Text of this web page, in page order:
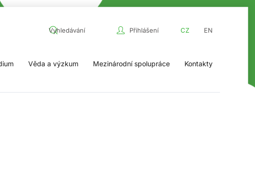
Přihlášení CZ EN
Věda a výzkum Mezinárodní spolupráce Kontakty